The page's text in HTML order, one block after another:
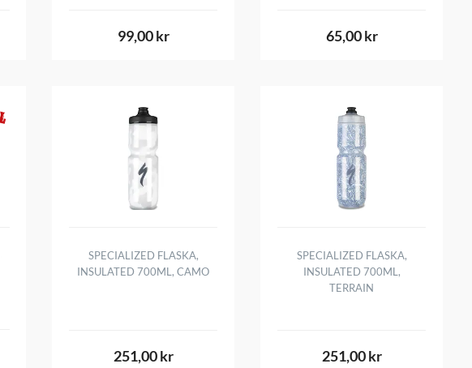
99,00 kr 65,00 kr
SPECIALIZED FLASKA,
INSULATED 700ML, CAMO
251,00 kr
SPECIALIZED FLASKA,
INSULATED 700ML,
TERRAIN
251,00 kr